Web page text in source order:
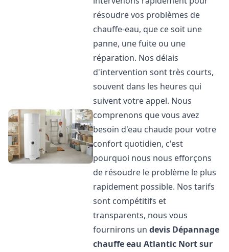
résoudre vos problèmes de
chauffe-eau, que ce soit une
panne, une fuite ou une
réparation. Nos délais
d'intervention sont très courts,
souvent dans les heures qui
suivent votre appel. Nous
comprenons que vous avez
besoin d'eau chaude pour votre
confort quotidien, c'est
pourquoi nous nous efforçons
de résoudre le problème le plus
rapidement possible. Nos tarifs
sont compétitifs et
transparents, nous vous
fournirons undevis Dépannage
chauffe eau Atlantic Nort sur